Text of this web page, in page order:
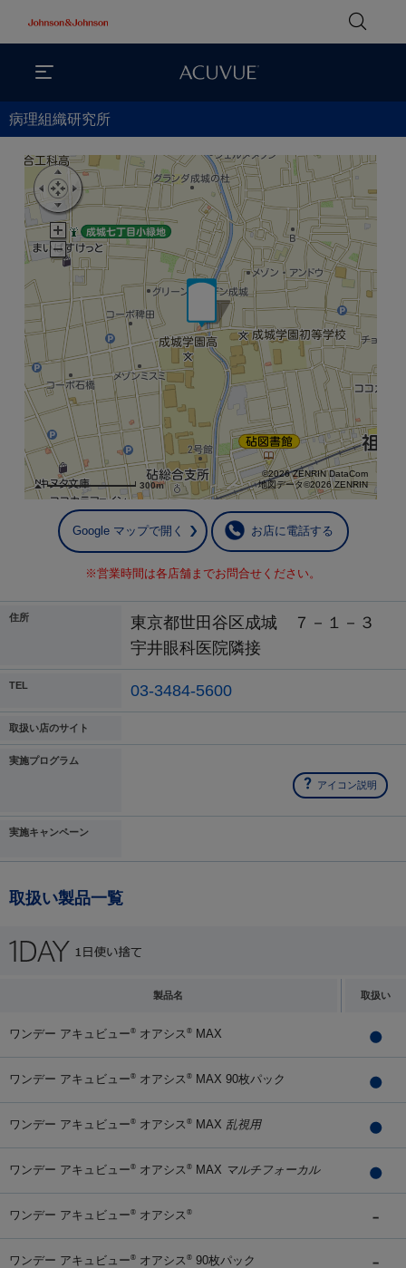
病理組織研究所
300m
©2026 ZENRIN DataCom
地図データ©2026 ZENRIN
Google マップで開く お店に電話する
※営業時間は各店舗までお問合せください。
住所
東京都世田谷区成城 ７－１－３
宇井眼科医院隣接
TEL 03-3484-5600
取扱い店のサイト
実施プログラム
アイコン説明
実施キャンペーン
取扱い製品一覧
製品名 取扱い
ワンデー アキュビュー® オアシス ® MAX
ワンデー アキュビュー® オアシス ® MAX 90枚パック
ワンデー アキュビュー® オアシス ® MAX 乱視用
ワンデー アキュビュー® オアシス ® MAX マルチフォーカル
ワンデー アキュビュー® オアシス ®
ワンデー アキュビュー® オアシス ® 90枚パック